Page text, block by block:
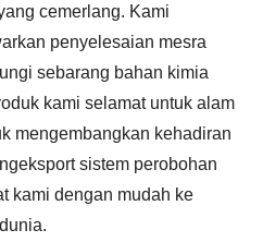
cemerlang. Kami
penyelesaian mesra
sebarang bahan kimia
kami selamat untuk alam
mengembangkan kehadiran
sistem perobohan
kami dengan mudah ke